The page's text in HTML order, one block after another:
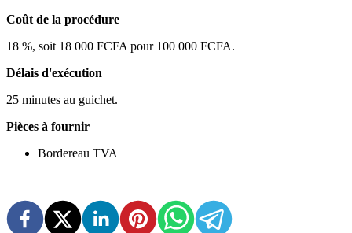
Coût de la procédure
18 %, soit 18 000 FCFA pour 100 000 FCFA.
Délais d'exécution
25 minutes au guichet.
Pièces à fournir
Bordereau TVA